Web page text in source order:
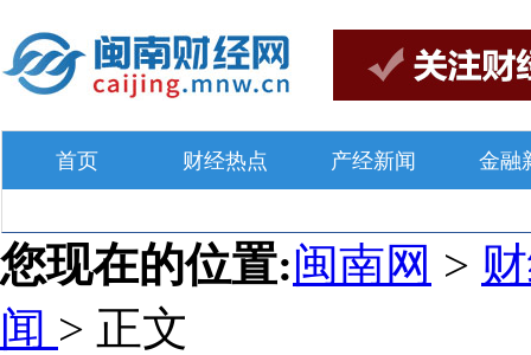
首页 财经热点 产经新闻 金融
您现在的位置:闽南网 >
闻 > 正文